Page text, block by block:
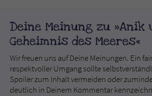
Deine Meinung zu »Anik
Geheimnis des Meeres«
Wir freuen uns auf Deine Meinungen. Ein
respektvoller Umgang sollte
Spoiler zum Inhalt vermeiden oder
deutlich in Deinem Kommentar